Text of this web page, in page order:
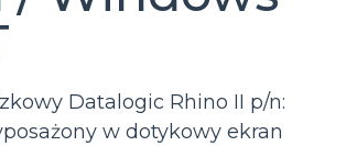
Datalogic Rhino II p/n:
w dotykowy ekran